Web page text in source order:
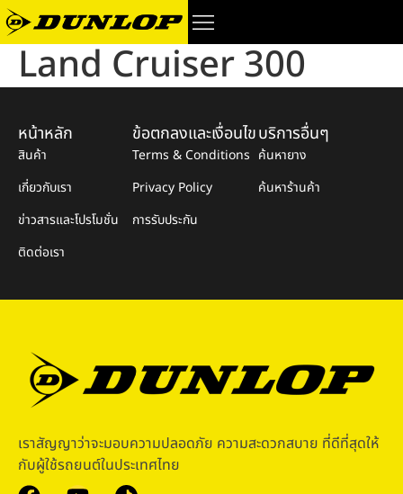
Land Cruiser 300
เราสัญญาว่าจะมอบความปลอดภัย ความสะดวกสบาย ที่ดีที่สุดให้
กับผู้ใช้รถยนต์ในประเทศไทย
หน้าหลัก
สินค้า
เกี่ยวกับเรา
ข่าวสารและโปรโมชั่น
ติดต่อเรา
ข้อตกลงและเงื่อนไข
Terms & Conditions
Privacy Policy
การรับประกัน
บริการอื่นๆ
ค้นหายาง
ค้นหาร้านค้า